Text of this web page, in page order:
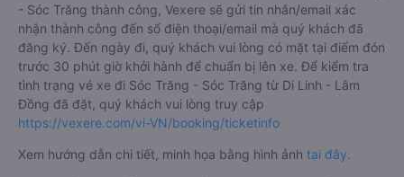
- Sóc Trăng thành công, Vexere sẽ gửi tin nhắn/email xác
nhận thành công đến số điện thoại/email mà quý khách đã
đăng ký. Đến ngày đi, quý khách vui lòng có mặt tại điểm đón
trước 30 phút giờ khởi hành để chuẩn bị lên xe. Để kiểm tra
tình trạng vé xe đi Sóc Trăng - Sóc Trăng từ Di Linh - Lâm
Đồng đã đặt, quý khách vui lòng truy cập
https://vexere.com/vi-VN/booking/ticketinfo
Xem hướng dẫn chi tiết, minh họa bằng hình ảnh tại đây.